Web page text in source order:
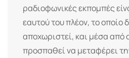
ραδιοφωνικές εκπομπές
εαυτού του πλέον, το οποίο
αποχωριστεί, και μέσα από
προσπαθεί να μεταφέρει